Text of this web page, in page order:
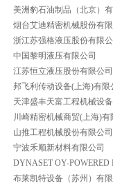
美洲豹石油制品（北京）
烟台艾迪精密机械股份有
浙江苏强格液压股份有限
中国黎明液压有限公司
江苏恒立液压股份有限公司
邦飞利传动设备(上海)有限
天津盛丰天富工程机械设
川崎精密机械商贸(上海)有
山推工程机械股份有限公司
宁波禾顺新材料有限公司
DYNASET OY-
布莱凯特设备（苏州）有